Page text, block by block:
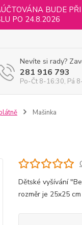
BUDE
PO 24.8.2026
Nevíte si rady?
281 916 793
Po-Čt 8-16:30, Pá
Mašinka
Dětské vyšívání
rozměr je 25x25 cm